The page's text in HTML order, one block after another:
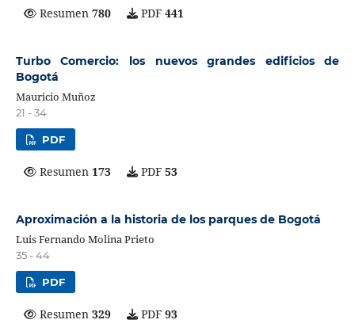
Resumen 780 PDF 441
Turbo Comercio: los nuevos grandes edificios de
Bogotá
Mauricio Muñoz
21 - 34
PDF
Resumen 173 PDF 53
Aproximación a la historia de los parques de Bogotá
Luis Fernando Molina Prieto
35 - 44
PDF
Resumen 329 PDF 93